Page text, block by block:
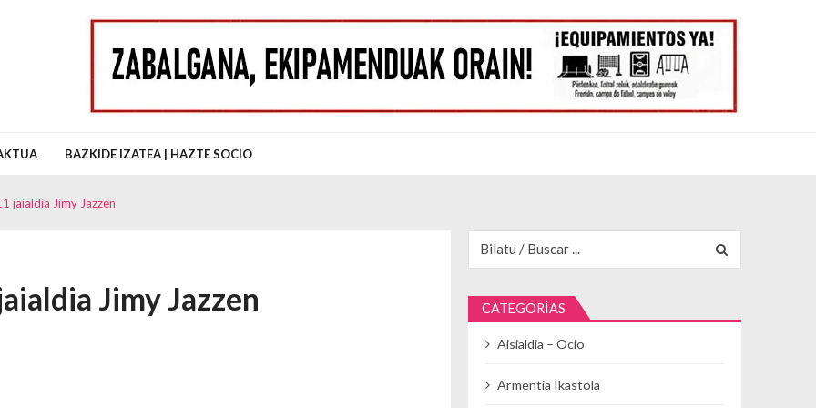
Auzo Elkartea
BAZKIDE IZATEA | HAZTE SOCIO
jaialdia Jimy Jazzen
Jimy Jazzen CATEGORÍAS
Aisialdia – Ocio
Armentia Ikastola